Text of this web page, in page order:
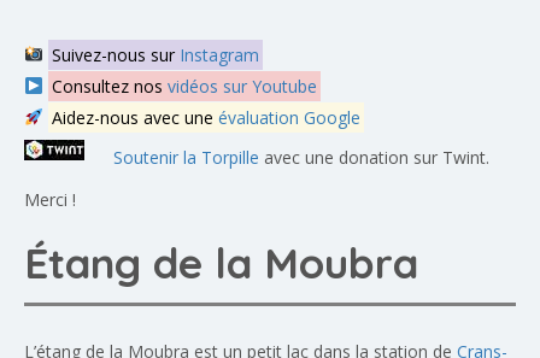
Suivez-nous sur Instagram
Consultez nos vidéos sur Youtube
Aidez-nous avec une évaluation Google
Soutenir la Torpille avec une donation sur Twint.
Merci !
Étang de la Moubra
L’étang de la Moubra est un petit lac dans la station de Crans-